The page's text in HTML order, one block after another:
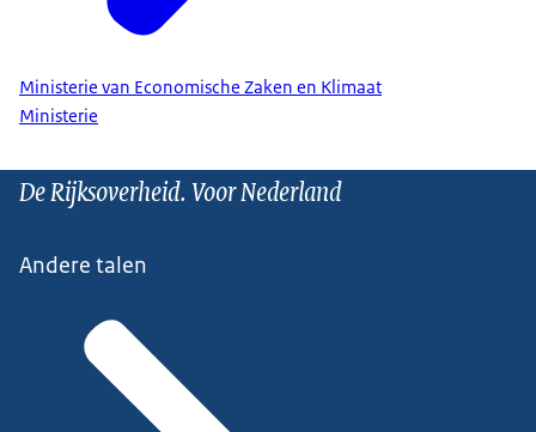
Ministerie van Economische Zaken en Klimaat
Ministerie
De Rijksoverheid. Voor Nederland
Andere talen